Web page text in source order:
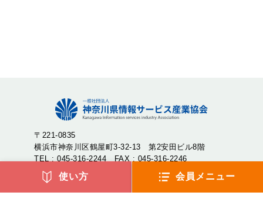
〒221-0835
横浜市神奈川区鶴屋町3-32-13 第2安田ビル8階
TEL : 045-316-2244 FAX : 045-316-2246
神奈川県情報サービス産業協会（神情協・しんじょうきょ
使い方 会員メニュー